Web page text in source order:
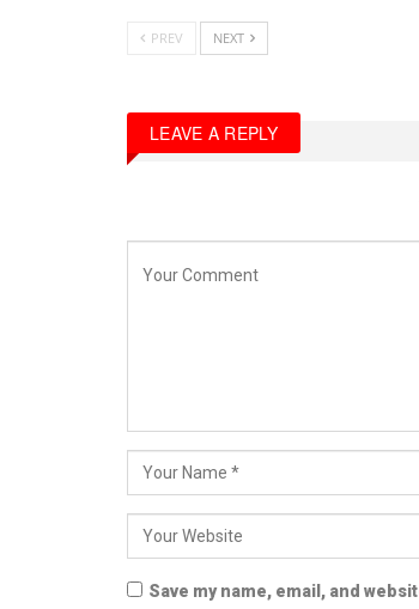
PREV NEXT
LEAVE A REPLY
Save my name, email, and